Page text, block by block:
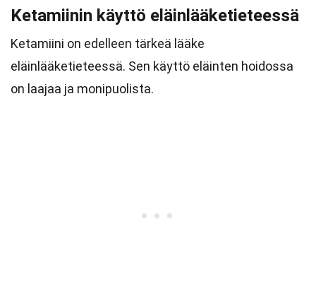
Ketamiinin käyttö eläinlääketieteessä
Ketamiini on edelleen tärkeä lääke
eläinlääketieteessä. Sen käyttö eläinten hoidossa
on laajaa ja monipuolista.